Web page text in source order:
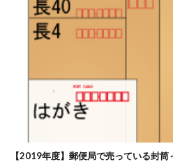
【2019年度】郵便局で売っている封